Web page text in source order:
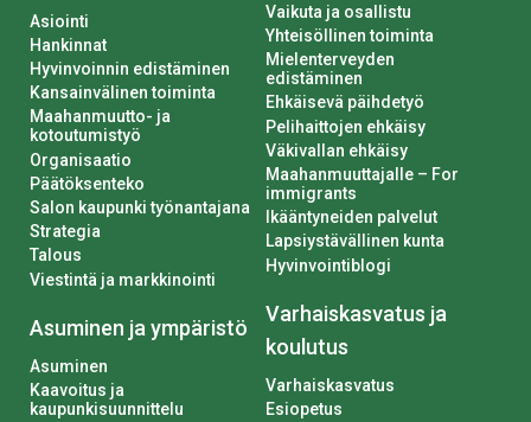
Asiointi
Hankinnat
Hyvinvoinnin edistäminen
Kansainvälinen toiminta
Maahanmuutto- ja
kotoutumistyö
Organisaatio
Päätöksenteko
Salon kaupunki työnantajana
Strategia
Talous
Viestintä ja markkinointi
Asuminen ja ympäristö
Asuminen
Kaavoitus ja
kaupunkisuunnittelu
Vaikuta ja osallistu
Yhteisöllinen toiminta
Mielenterveyden
edistäminen
Ehkäisevä päihdetyö
Pelihaittojen ehkäisy
Väkivallan ehkäisy
Maahanmuuttajalle – For
immigrants
Ikääntyneiden palvelut
Lapsiystävällinen kunta
Hyvinvointiblogi
Varhaiskasvatus ja
koulutus
Varhaiskasvatus
Esiopetus